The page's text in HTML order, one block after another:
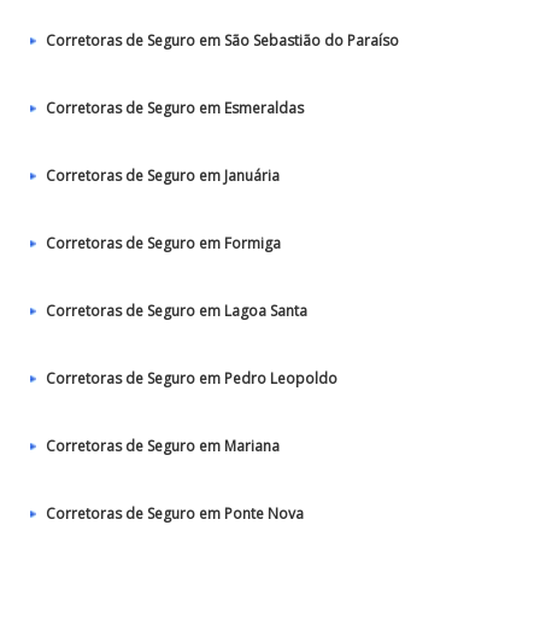
Corretoras de Seguro em São Sebastião do Paraíso
Corretoras de Seguro em Esmeraldas
Corretoras de Seguro em Januária
Corretoras de Seguro em Formiga
Corretoras de Seguro em Lagoa Santa
Corretoras de Seguro em Pedro Leopoldo
Corretoras de Seguro em Mariana
Corretoras de Seguro em Ponte Nova